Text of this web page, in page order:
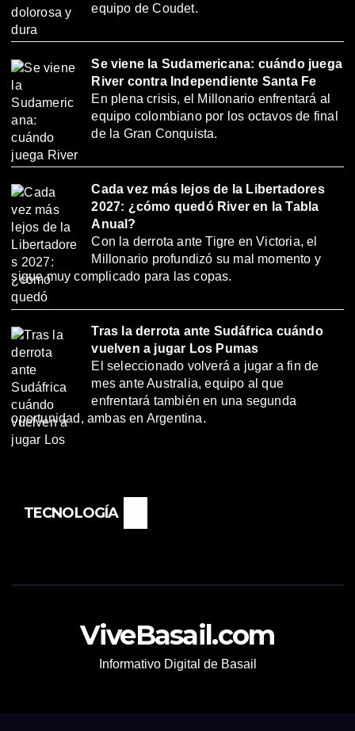
equipo de Coudet.
Se viene la Sudamericana: cuándo juega
River contra Independiente Santa Fe
En plena crisis, el Millonario enfrentará al
equipo colombiano por los octavos de final
de la Gran Conquista.
Cada vez más lejos de la Libertadores
2027: ¿cómo quedó River en la Tabla
Anual?
Con la derrota ante Tigre en Victoria, el
Millonario profundizó su mal momento y
sigue muy complicado para las copas.
Tras la derrota ante Sudáfrica cuándo
vuelven a jugar Los Pumas
El seleccionado volverá a jugar a fin de
mes ante Australia, equipo al que
enfrentará también en una segunda
oportunidad, ambas en Argentina.
TECNOLOGÍA
ViveBasail.com
Informativo Digital de Basail